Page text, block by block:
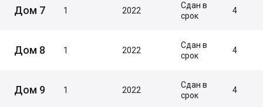
Дом 7 1 2022
Сдан в
срок
4
Дом 8 1 2022
Сдан в
срок
4
Дом 9 1 2022
Сдан в
срок
4